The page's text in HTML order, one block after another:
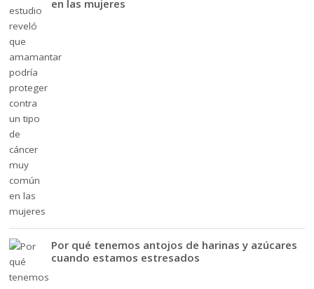
en las mujeres
Por qué tenemos antojos de harinas y azúcares
cuando estamos estresados